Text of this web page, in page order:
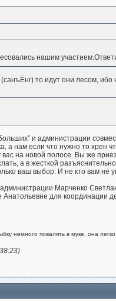
нашим
то идут они лесом,
и администрации
а нам если что нужно то хрен
на новой полосе. Вы же
а в жесткой
ваш выбор. И не кто вам не
Марченко
для координации
немного повалять в муке, она